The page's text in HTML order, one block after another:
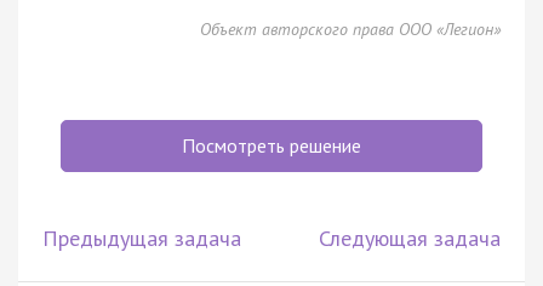
Объект авторского права ООО «Легион»
Посмотреть решение
Предыдущая задача Следующая задача